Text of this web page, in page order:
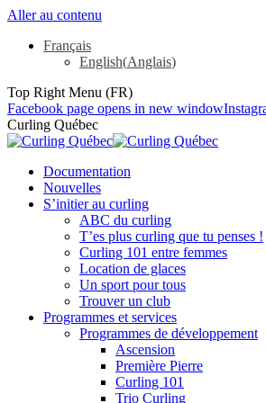
Aller au contenu
Français
English(Anglais)
Top Right Menu (FR)
Facebook page opens in new window
Curling Québec
Documentation
Nouvelles
S’initier au curling
ABC du curling
T’es plus curling que tu penses !
Curling 101 entre femmes
Location de glaces
Un sport pour tous
Trouver un club
Programmes et services
Programmes de développement
Ascension
Première Pierre
Curling 101
Trio Curling